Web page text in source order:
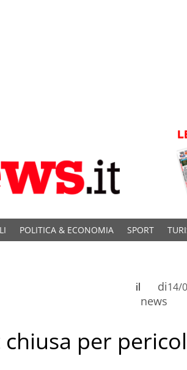
POLITICA & ECONOMIA SPORT
di
news
il 14/
per